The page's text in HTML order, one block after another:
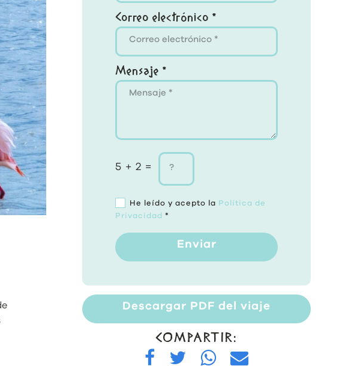
Correo electrónico *
Mensaje *
5 + 2 =
He leído y acepto la Política de
Privacidad *
Enviar
Descargar PDF del viaje
COMPARTIR: